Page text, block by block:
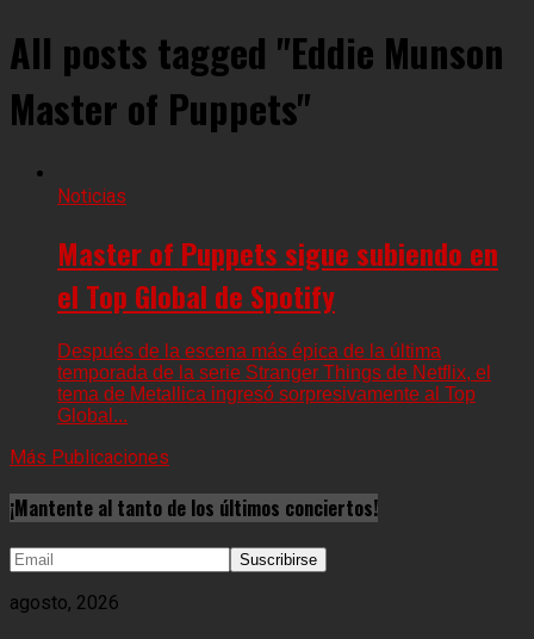
All posts tagged "Eddie Munson
Master of Puppets"
Noticias
Master of Puppets sigue subiendo en
el Top Global de Spotify
Después de la escena más épica de la última
temporada de la serie Stranger Things de Netflix, el
tema de Metallica ingresó sorpresivamente al Top
Global...
Más Publicaciones
¡Mantente al tanto de los últimos conciertos!
agosto, 2026